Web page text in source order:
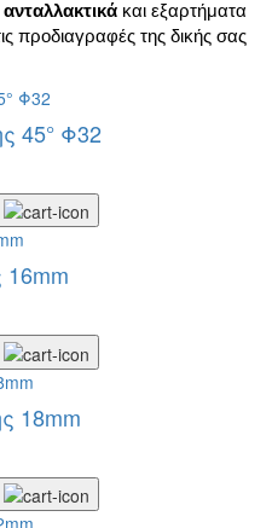
ανταλλακτικά και εξαρτήματα
προδιαγραφές της δικής σας
45° Φ32
18mm